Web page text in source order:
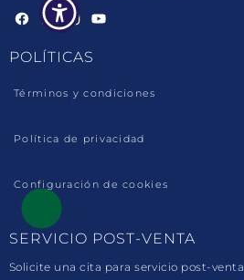
FacebookLinkedinInstagramYouTube
POLÍTICAS
Términos y condiciones
Política de privacidad
Configuración de cookies
SERVICIO POST-VENTA
Solicite una cita para servicio post-venta